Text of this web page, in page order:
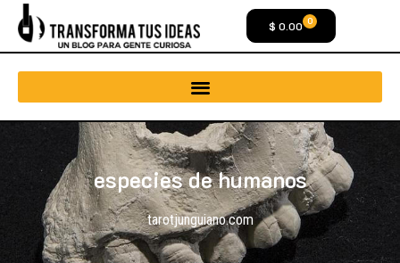
$ 0.00 0
especies de humanos
tarotjunguiano.com